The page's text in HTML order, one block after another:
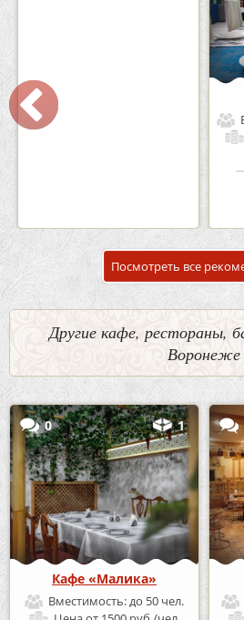
Кафе-Бар Бермуды
Вместимость:
Посмотреть все
Другие кафе, рестораны,
Воронеже
0 1
Кафе «Малика»
Вместимость:до 50 чел.